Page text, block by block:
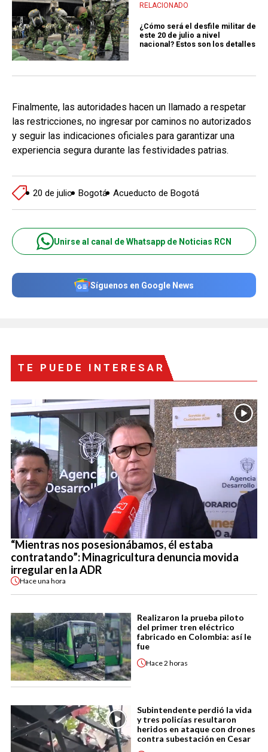
RELACIONADO
¿Cómo será el desfile militar de
este 20 de julio a nivel
nacional? Estos son los detalles
Finalmente, las autoridades hacen un llamado a respetar
las restricciones, no ingresar por caminos no autorizados
y seguir las indicaciones oficiales para garantizar una
experiencia segura durante las festividades patrias.
20 de julio Bogotá Acueducto de Bogotá
Unirse al canal de Whatsapp de Noticias RCN
Síguenos en Google News
TE PUEDE INTERESAR
“Mientras nos posesionábamos, él estaba
contratando”: Minagricultura denuncia movida
irregular en la ADR
Haceuna hora
Realizaron la prueba piloto
del primer tren eléctrico
fabricado en Colombia: así le
fue
Hace2 horas
Subintendente perdió la vida
y tres policías resultaron
heridos en ataque con drones
contra subestación en Cesar